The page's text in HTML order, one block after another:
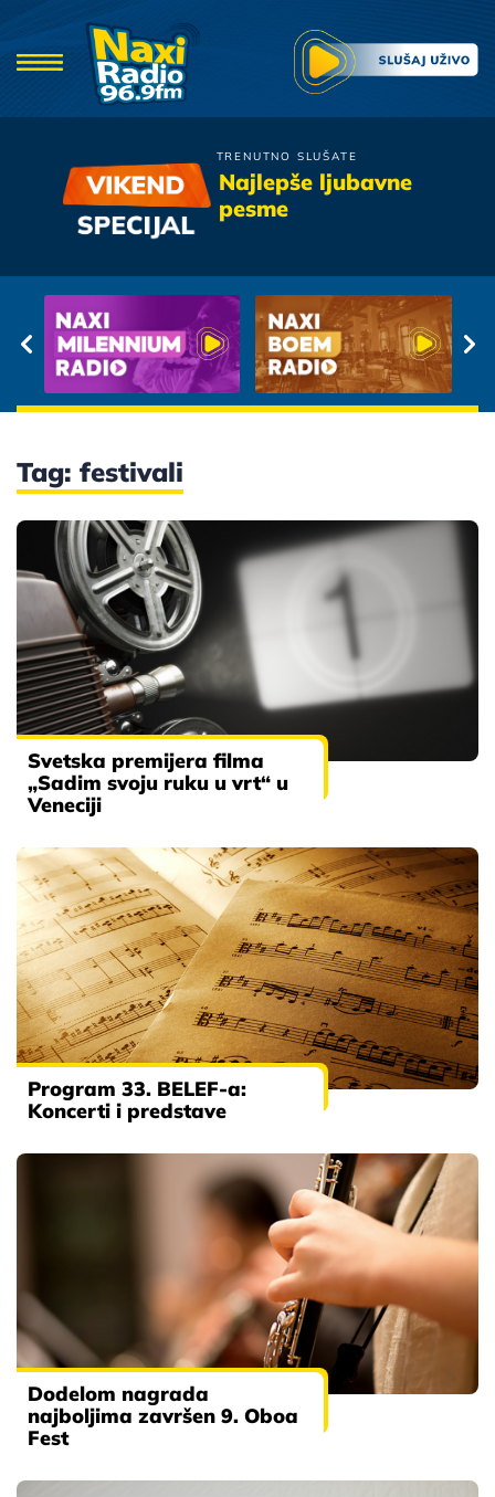
TRENUTNO SLUŠATE
Najlepše ljubavne
pesme
Riblja Corba
Kad sam bio mlad
Tag: festivali
Svetska premijera filma
„Sadim svoju ruku u vrt“ u
Veneciji
Program 33. BELEF-a:
Koncerti i predstave
Dodelom nagrada
najboljima završen 9. Oboa
Fest